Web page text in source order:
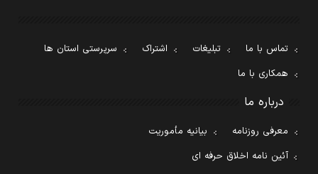
تماس با ما تبلیغات اشتراک
سرپرستی استان ها
همکاری با ما
درباره ما
معرفی روزنامه
بیانیه مأموریت
آئین نامه اخلاق حرفه ای